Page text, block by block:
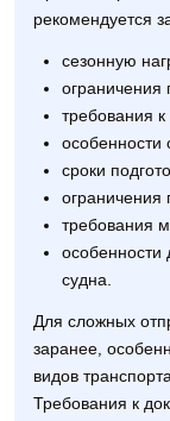
рекомендуется
сезонную
ограничения
требования
особенности
сроки
ограничения
требования
особенности
судна.
Для сложных
заранее,
видов
Требования к